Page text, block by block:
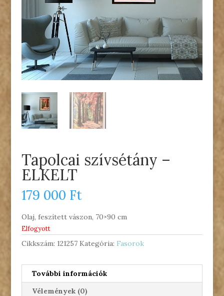
Tapolcai szívsétány –
ELKELT
179 000 Ft
Olaj, feszített vászon, 70×90 cm
Elfogyott
Cikkszám: 121257 Kategória: Fasorok
További információk
Vélemények (0)